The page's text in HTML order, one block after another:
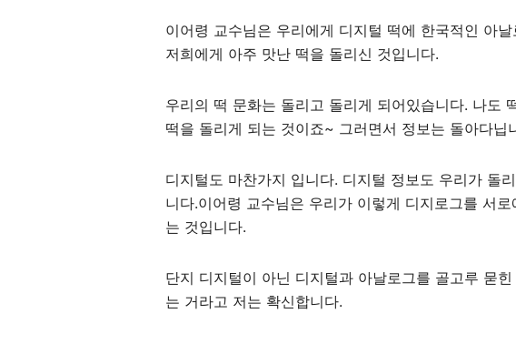
이어령 교수님은 우리에게 디지털 떡에 한국적인 아
저희에게 아주 맛난 떡을 돌리신 것입니다.
우리의 떡 문화는 돌리고 돌리게 되어있습니다. 나도
떡을 돌리게 되는 것이죠~ 그러면서 정보는 돌아다닙
디지털도 마찬가지 입니다. 디지털 정보도 우리가 돌
니다.이어령 교수님은 우리가 이렇게 디지로그를 서
는 것입니다.
단지 디지털이 아닌 디지털과 아날로그를 골고루 묻
는 거라고 저는 확신합니다.